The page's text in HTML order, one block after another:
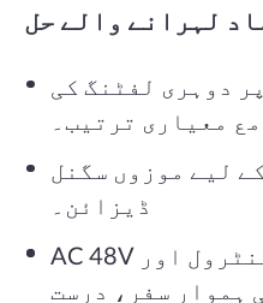
لہرانے والے حل
دوہری لفٹنگ کی
معیاری ترتیب۔
لیے موزوں سگنل
ڈیزائن۔
AC 48V کنٹرول اور V/F فریکوئنسی
ہموار سفر، درست